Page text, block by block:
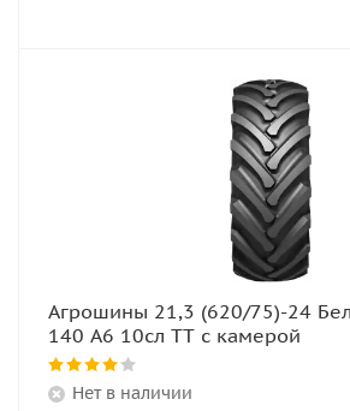
Агрошины 21,3 (620/75)-24
140 А6 10сл TT с камерой
Нет в наличии